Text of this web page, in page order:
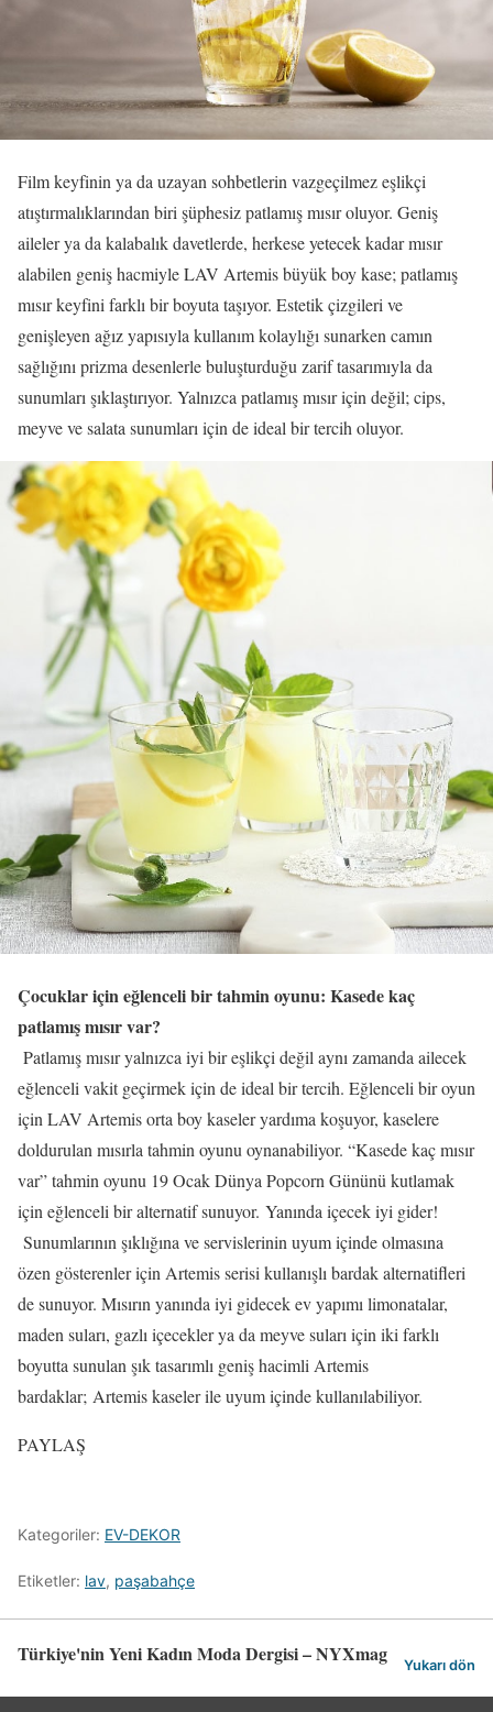
Film keyfinin ya da uzayan sohbetlerin vazgeçilmez eşlikçi
atıştırmalıklarından biri şüphesiz patlamış mısır oluyor. Geniş
aileler ya da kalabalık davetlerde, herkese yetecek kadar mısır
alabilen geniş hacmiyle LAV Artemis büyük boy kase; patlamış
mısır keyfini farklı bir boyuta taşıyor. Estetik çizgileri ve
genişleyen ağız yapısıyla kullanım kolaylığı sunarken camın
sağlığını prizma desenlerle buluşturduğu zarif tasarımıyla da
sunumları şıklaştırıyor. Yalnızca patlamış mısır için değil; cips,
meyve ve salata sunumları için de ideal bir tercih oluyor.
Çocuklar için eğlenceli bir tahmin oyunu: Kasede kaç
patlamış mısır var?
Patlamış mısır yalnızca iyi bir eşlikçi değil aynı zamanda ailecek
eğlenceli vakit geçirmek için de ideal bir tercih. Eğlenceli bir oyun
için LAV Artemis orta boy kaseler yardıma koşuyor, kaselere
doldurulan mısırla tahmin oyunu oynanabiliyor. “Kasede kaç mısır
var” tahmin oyunu 19 Ocak Dünya Popcorn Gününü kutlamak
için eğlenceli bir alternatif sunuyor. Yanında içecek iyi gider!
Sunumlarının şıklığına ve servislerinin uyum içinde olmasına
özen gösterenler için Artemis serisi kullanışlı bardak alternatifleri
de sunuyor. Mısırın yanında iyi gidecek ev yapımı limonatalar,
maden suları, gazlı içecekler ya da meyve suları için iki farklı
boyutta sunulan şık tasarımlı geniş hacimli Artemis
bardaklar; Artemis kaseler ile uyum içinde kullanılabiliyor.
PAYLAŞ
Kategoriler: EV-DEKOR
Etiketler: lav, paşabahçe
Türkiye'nin Yeni Kadın Moda Dergisi – NYXmag Yukarı dön